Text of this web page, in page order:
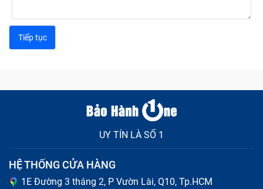
UY TÍN LÀ SỐ 1
HỆ THỐNG CỬA HÀNG
1E Đường 3 tháng 2, P Vườn Lài, Q10, Tp.HCM